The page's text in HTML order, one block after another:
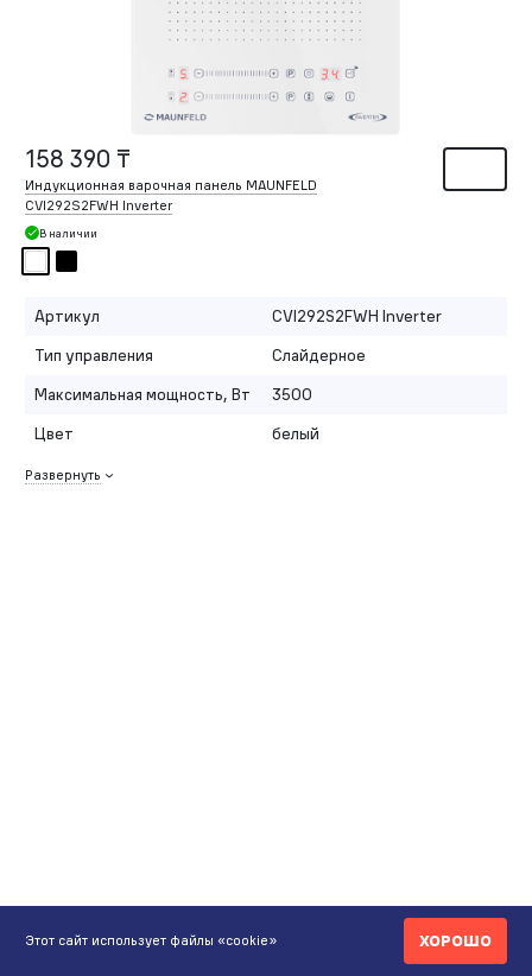
158 390 ₸
Индукционная варочная панель MAUNFELD
CVI292S2FWH Inverter
В наличии
Артикул
CVI292S2FWH Inverter
Тип управления
Слайдерное
Максимальная мощность, Вт
3500
Цвет
белый
Развернуть
Этот сайт использует файлы «cookie» ХОРОШО